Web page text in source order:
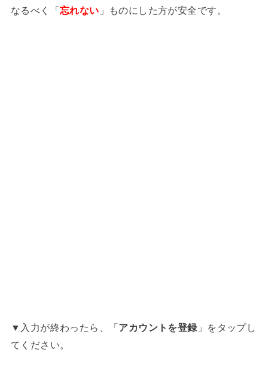
なるべく「忘れない 」ものにした方が安全です。
▼入力が終わったら、「 アカウントを登録 」をタップし
てください。